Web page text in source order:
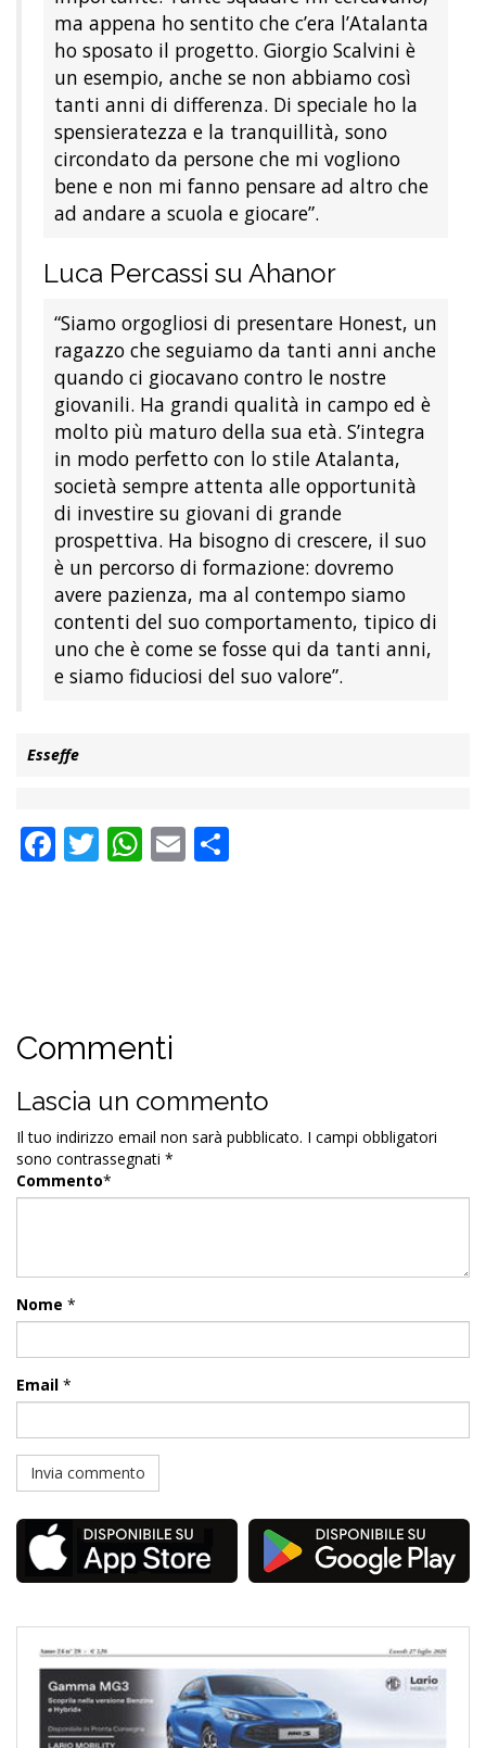
ma appena ho sentito che c’era l’Atalanta
ho sposato il progetto. Giorgio Scalvini è
un esempio, anche se non abbiamo così
tanti anni di differenza. Di speciale ho la
spensieratezza e la tranquillità, sono
circondato da persone che mi vogliono
bene e non mi fanno pensare ad altro che
ad andare a scuola e giocare”.
Luca Percassi su Ahanor
“Siamo orgogliosi di presentare Honest, un
ragazzo che seguiamo da tanti anni anche
quando ci giocavano contro le nostre
giovanili. Ha grandi qualità in campo ed è
molto più maturo della sua età. S’integra
in modo perfetto con lo stile Atalanta,
società sempre attenta alle opportunità
di investire su giovani di grande
prospettiva. Ha bisogno di crescere, il suo
è un percorso di formazione: dovremo
avere pazienza, ma al contempo siamo
contenti del suo comportamento, tipico di
uno che è come se fosse qui da tanti anni,
e siamo fiduciosi del suo valore”.
Esseffe
Facebook
Twitter
WhatsApp
Email
Commenti
Lascia un commento
Il tuo indirizzo email non sarà pubblicato. I campi obbligatori
sono contrassegnati *
Commento*
Nome *
Email *